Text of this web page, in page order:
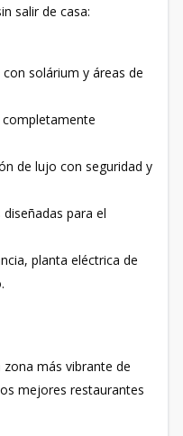
salir de casa:
con solárium y áreas de
completamente
de lujo con seguridad y
para el
planta eléctrica de
zona más vibrante de
mejores restaurantes